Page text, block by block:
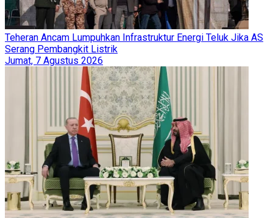
Teheran Ancam Lumpuhkan Infrastruktur Energi Teluk Jika AS
Serang Pembangkit Listrik
Jumat, 7 Agustus 2026